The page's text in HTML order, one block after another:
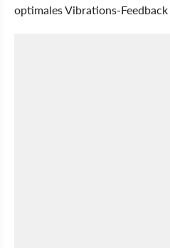
optimales Vibrations-